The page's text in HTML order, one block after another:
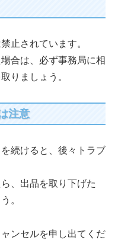
止されています。
合は、必ず事務局に相
りましょう。
注意
続けると、後々トラブ
、出品を取り下げた
。
ンセルを申し出てくだ